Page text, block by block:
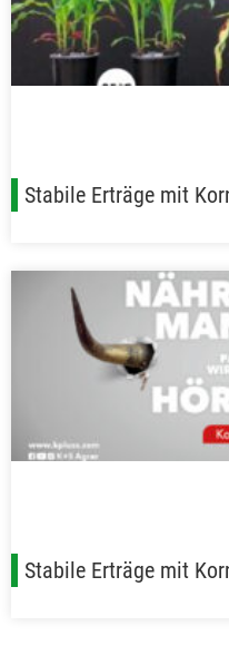
Stabile Erträge mit
Stabile Erträge mit